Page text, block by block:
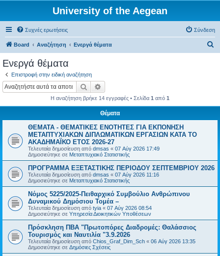
University of the Aegean
Συχνές ερωτήσεις Σύνδεση
Board Αναζήτηση Ενεργά θέματα
Ενεργά θέματα
Επιστροφή στην ειδική αναζήτηση
Αναζήτηση
Η αναζήτηση βρήκε 14 εγγραφές • Σελίδα 1 από 1
Θέματα
ΘΕΜΑΤΑ - ΘΕΜΑΤΙΚΕΣ ΕΝΟΤΗΤΕΣ ΓΙΑ ΕΚΠΟΝΗΣΗ
ΜΕΤΑΠΤΥΧΙΑΚΩΝ ΔΙΠΛΩΜΑΤΙΚΩΝ ΕΡΓΑΣΙΩΝ ΚΑΤΑ ΤΟ
ΑΚΑΔΗΜΑΪΚΟ ΕΤΟΣ 2026-27
Τελευταία δημοσίευση από dmsas « 07 Αύγ 2026 17:49
Δημοσιεύτηκε σε Μεταπτυχιακό Στατιστικής
ΠΡΟΓΡΑΜΜΑ ΕΞΕΤΑΣΤΙΚΗΣ ΠΕΡΙΟΔΟΥ ΣΕΠΤΕΜΒΡΙΟΥ 2026
Τελευταία δημοσίευση από dmsas « 07 Αύγ 2026 11:16
Δημοσιεύτηκε σε Μεταπτυχιακό Στατιστικής
Νόμος 5225/2025-Πειθαρχικό Συμβούλιο Ανθρώπινου
Δυναμικού Δημόσιου Τομέα –
Τελευταία δημοσίευση από tyia « 07 Αύγ 2026 08:54
Δημοσιεύτηκε σε Υπηρεσία Διοικητικών Υποθέσεων
Πρόσκληση ΠΒΑ "Πρωτοπόρες Διαδρομές: Θαλάσσιος
Τουρισμός και Ναυτιλία "3.9.2026
Τελευταία δημοσίευση από Chios_Graf_Dim_Sch « 06 Αύγ 2026 13:35
Δημοσιεύτηκε σε Δημόσιες Σχέσεις